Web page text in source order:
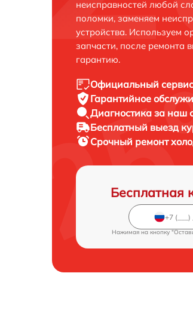
неисправностей любой
поломки, заменяем
устройства. Используем
запчасти, после ремонта
гарантию.
Официальный сервис
Гарантийное
Диагностика за наш
Бесплатный выезд
Срочный ремонт
Бесплатная
Нажимая на кнопку